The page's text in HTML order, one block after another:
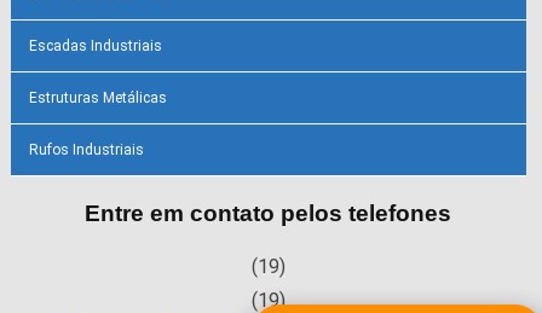
Escadas Industriais
Estruturas Metálicas
Rufos Industriais
Entre em contato pelos telefones
(19)
(19)